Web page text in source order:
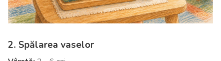
2. Spălarea vaselor